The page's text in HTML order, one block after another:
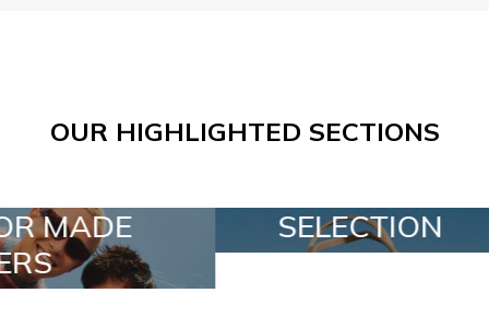
OUR HIGHLIGHTED SECTIONS
SPECIAL LOTS